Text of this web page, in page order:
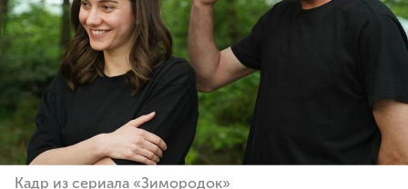
Кадр из сериала «Зимородок»